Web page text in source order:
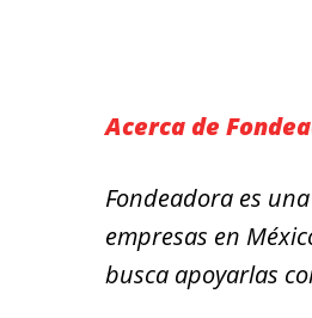
Acerca de
Fondeadora es
empresas en
busca apoyarlas